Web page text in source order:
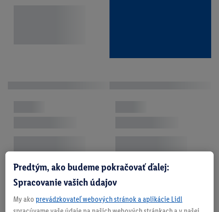
Predtým, ako budeme pokračovať ďalej:
Spracovanie vašich údajov
My ako prevádzkovateľ webových stránok a aplikácie Lidl